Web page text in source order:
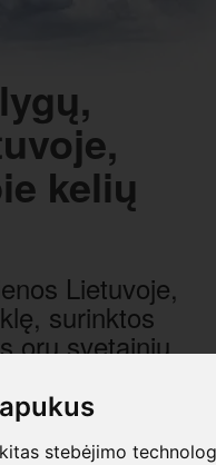
stebėjimo
kelių
Lietuvoje,
surinktos
orų svetainių,